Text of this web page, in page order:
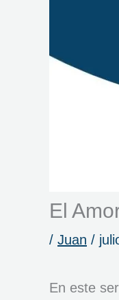
El
/ Juan /
En este